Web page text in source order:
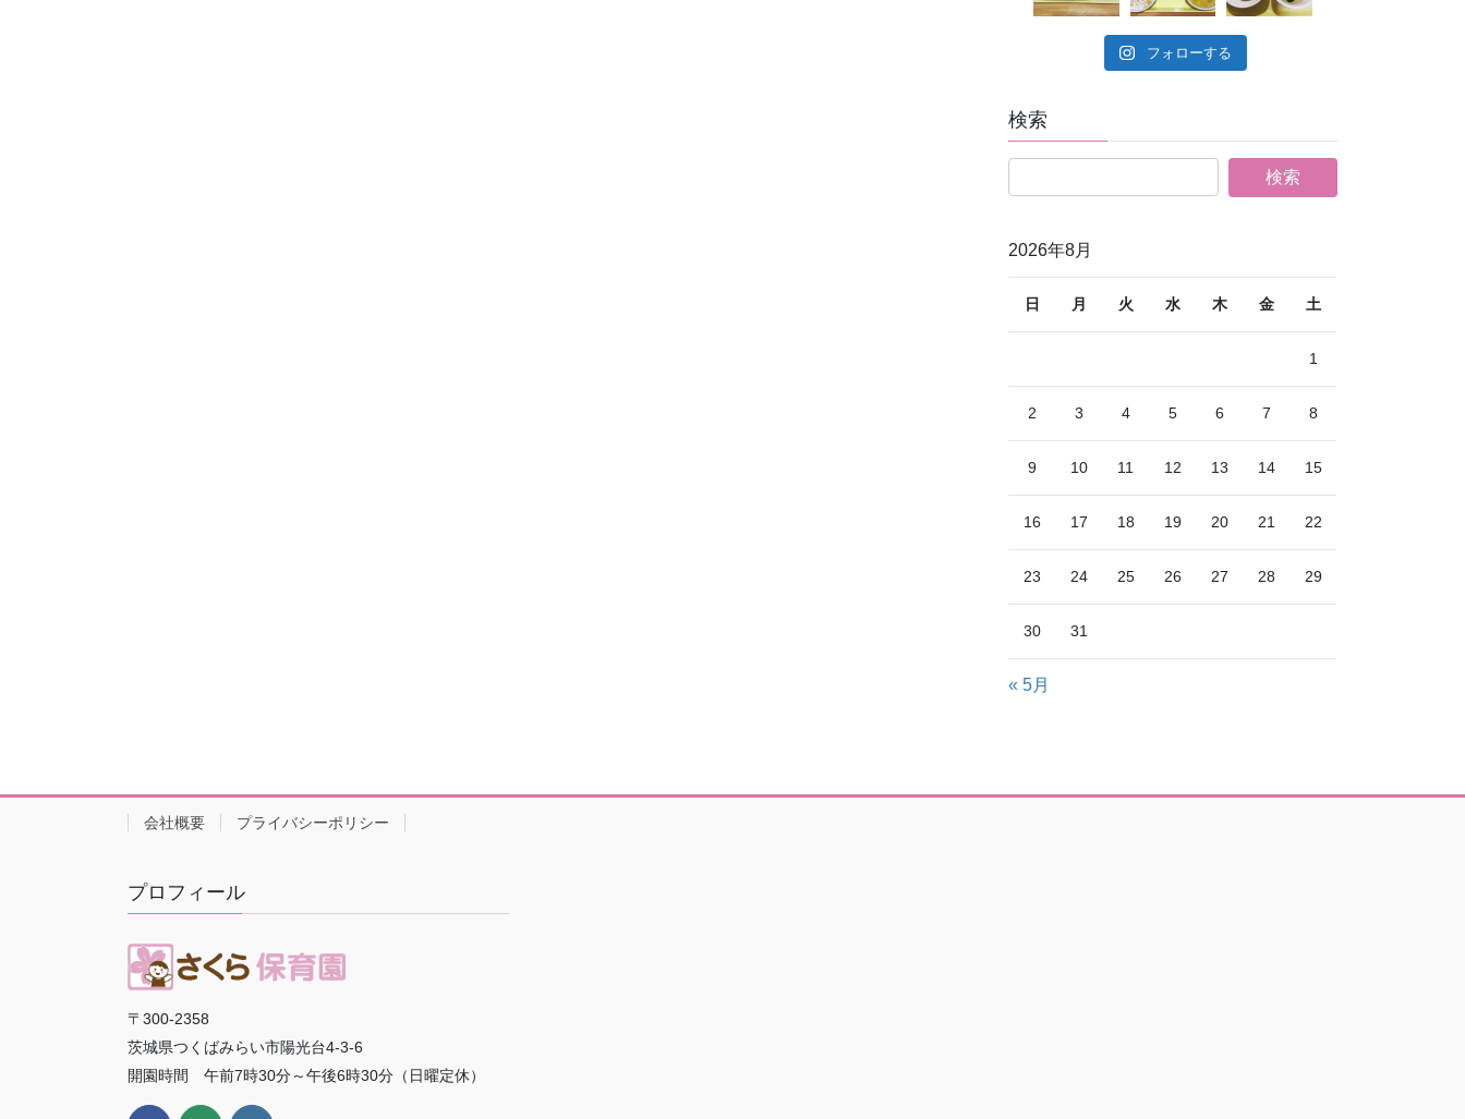
フォローする
検索
2026年8月
日 月 火 水 木 金 土
1
2 3 4 5 6 7 8
9 10 11 12 13 14 15
16 17 18 19 20 21 22
23 24 25 26 27 28 29
30 31
« 5月
会社概要 プライバシーポリシー
プロフィール
〒300-2358
茨城県つくばみらい市陽光台4-3-6
開園時間 午前7時30分～午後6時30分（日曜定休）